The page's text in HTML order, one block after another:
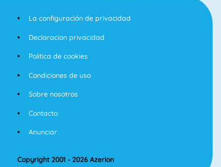
La configuración de privacidad
Declaracion privacidad
Politica de cookies
Condiciones de uso
Sobre nosotros
Contacto
Anunciar
Copyright 2001 - 2026 Azerion